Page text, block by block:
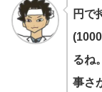
円で
るね
事さ